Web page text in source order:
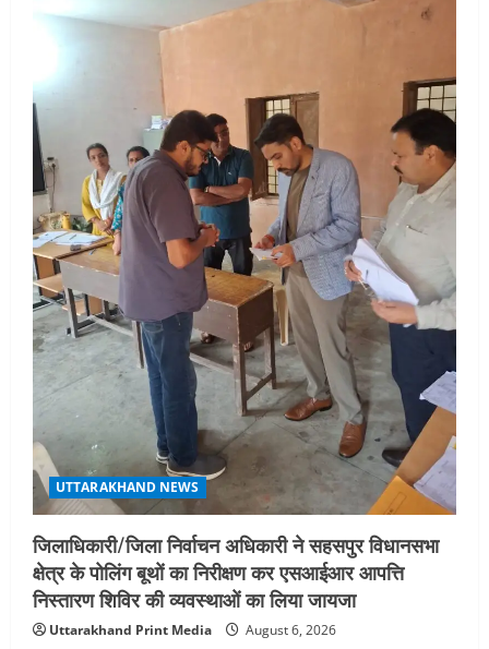
UTTARAKHAND NEWS
जिलाधिकारी/जिला निर्वाचन अधिकारी ने सहसपुर विधानसभा
क्षेत्र के पोलिंग बूथों का निरीक्षण कर एसआईआर आपत्ति
निस्तारण शिविर की व्यवस्थाओं का लिया जायजा
Uttarakhand Print Media August 6, 2026